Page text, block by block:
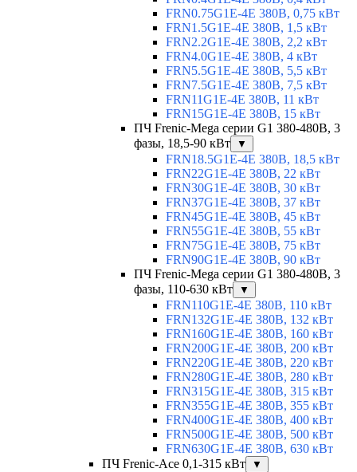
FRN0.75G1E-4E 380В, 0,75 кВт
FRN1.5G1E-4E 380В, 1,5 кВт
FRN2.2G1E-4E 380В, 2,2 кВт
FRN4.0G1E-4E 380В, 4 кВт
FRN5.5G1E-4E 380В, 5,5 кВт
FRN7.5G1E-4E 380В, 7,5 кВт
FRN11G1E-4E 380В, 11 кВт
FRN15G1E-4E 380В, 15 кВт
ПЧ Frenic-Mega серии G1 380-480В, 3
фазы, 18,5-90 кВт
▼
FRN18.5G1E-4E 380В, 18,5 кВт
FRN22G1E-4E 380В, 22 кВт
FRN30G1E-4E 380В, 30 кВт
FRN37G1E-4E 380В, 37 кВт
FRN45G1E-4E 380В, 45 кВт
FRN55G1E-4E 380В, 55 кВт
FRN75G1E-4E 380В, 75 кВт
FRN90G1E-4E 380В, 90 кВт
ПЧ Frenic-Mega серии G1 380-480В, 3
фазы, 110-630 кВт
▼
FRN110G1E-4E 380В, 110 кВт
FRN132G1E-4E 380В, 132 кВт
FRN160G1E-4E 380В, 160 кВт
FRN200G1E-4E 380В, 200 кВт
FRN220G1E-4E 380В, 220 кВт
FRN280G1E-4E 380В, 280 кВт
FRN315G1E-4E 380В, 315 кВт
FRN355G1E-4E 380В, 355 кВт
FRN400G1E-4E 380В, 400 кВт
FRN500G1E-4E 380В, 500 кВт
FRN630G1E-4E 380В, 630 кВт
ПЧ Frenic-Ace 0,1-315 кВт
▼